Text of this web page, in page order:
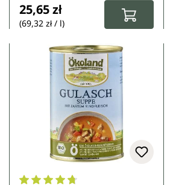
25,65 zł
(69,32 zł / l)